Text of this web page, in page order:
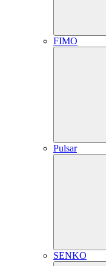
FIMO
Pulsar
SENKO